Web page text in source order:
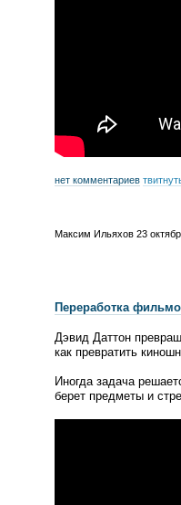
нет комментариев
Максим Ильяхов 23
Переработка
Дэвид Даттон
как превратить
Иногда задача
берет предметы и